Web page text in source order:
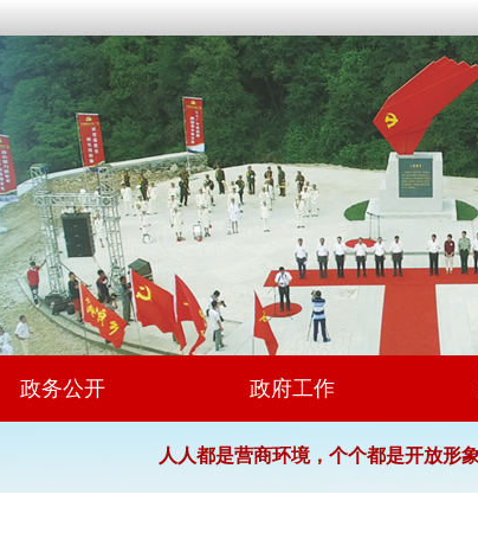
政务公开 政府工作
人人都是营商环境，个个都是开放形象